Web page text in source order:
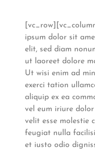
ipsum dolor sit
elit, sed diam
ut laoreet dolore
Ut wisi enim ad
exerci tation
aliquip ex ea
vel eum iriure
velit esse molestie
feugiat nulla
et iusto odio